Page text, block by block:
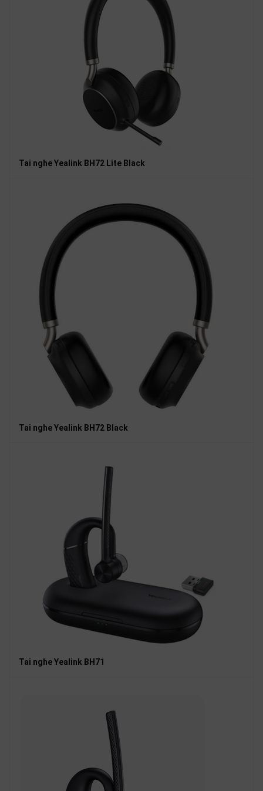
Tai nghe Yealink BH72 Lite Black
Tai nghe Yealink BH72 Black
Tai nghe Yealink BH71